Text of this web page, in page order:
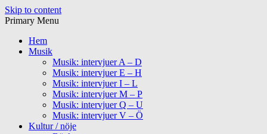
Skip to content
Primary Menu
Hem
Musik
Musik: intervjuer A – D
Musik: intervjuer E – H
Musik: intervjuer I – L
Musik: intervjuer M – P
Musik: intervjuer Q – U
Musik: intervjuer V – Ö
Kultur / nöje